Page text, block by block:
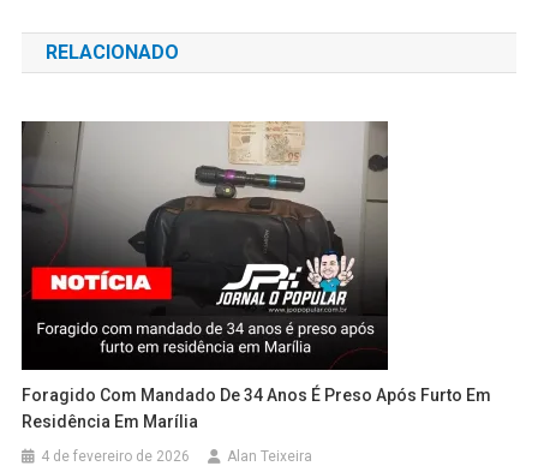
de
Post
RELACIONADO
Foragido Com Mandado De 34 Anos É Preso Após Furto Em
Residência Em Marília
4 de fevereiro de 2026 Alan Teixeira